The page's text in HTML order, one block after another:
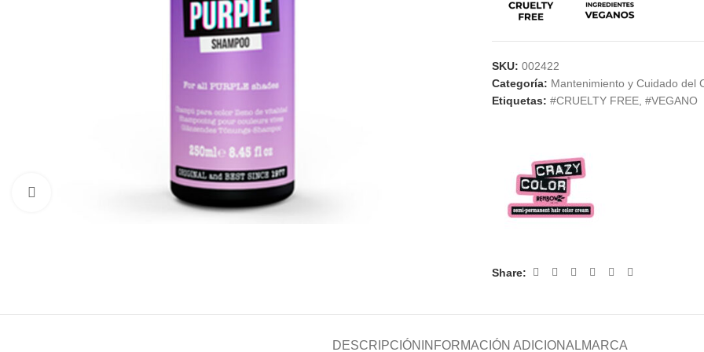
SKU: 002422
Categoría: Mantenimiento y Cuidado del
Etiquetas: #CRUELTY FREE, #VEGANO
Share:
DESCRIPCIÓN INFORMACIÓN ADICIONALMARCA